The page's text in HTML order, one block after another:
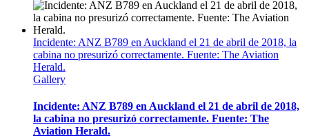
Incidente: ANZ B789 en Auckland el 21 de abril de 2018, la
cabina no presurizó correctamente. Fuente: The Aviation
Herald.
Gallery
Incidente: ANZ B789 en Auckland el 21 de abril de 2018,
la cabina no presurizó correctamente. Fuente: The
Aviation Herald.